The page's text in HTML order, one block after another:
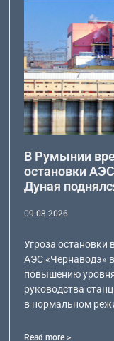
В Румынии
остановки
Дуная
09.08.2026
Угроза остановки
АЭС «Чернаводэ»
повышению
руководства
в нормальном
Read more >